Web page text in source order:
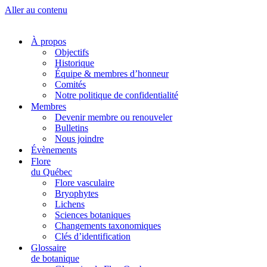
Aller au contenu
À propos
Objectifs
Historique
Équipe & membres d’honneur
Comités
Notre politique de confidentialité
Membres
Devenir membre ou renouveler
Bulletins
Nous joindre
Évènements
Flore
du Québec
Flore vasculaire
Bryophytes
Lichens
Sciences botaniques
Changements taxonomiques
Clés d’identification
Glossaire
de botanique